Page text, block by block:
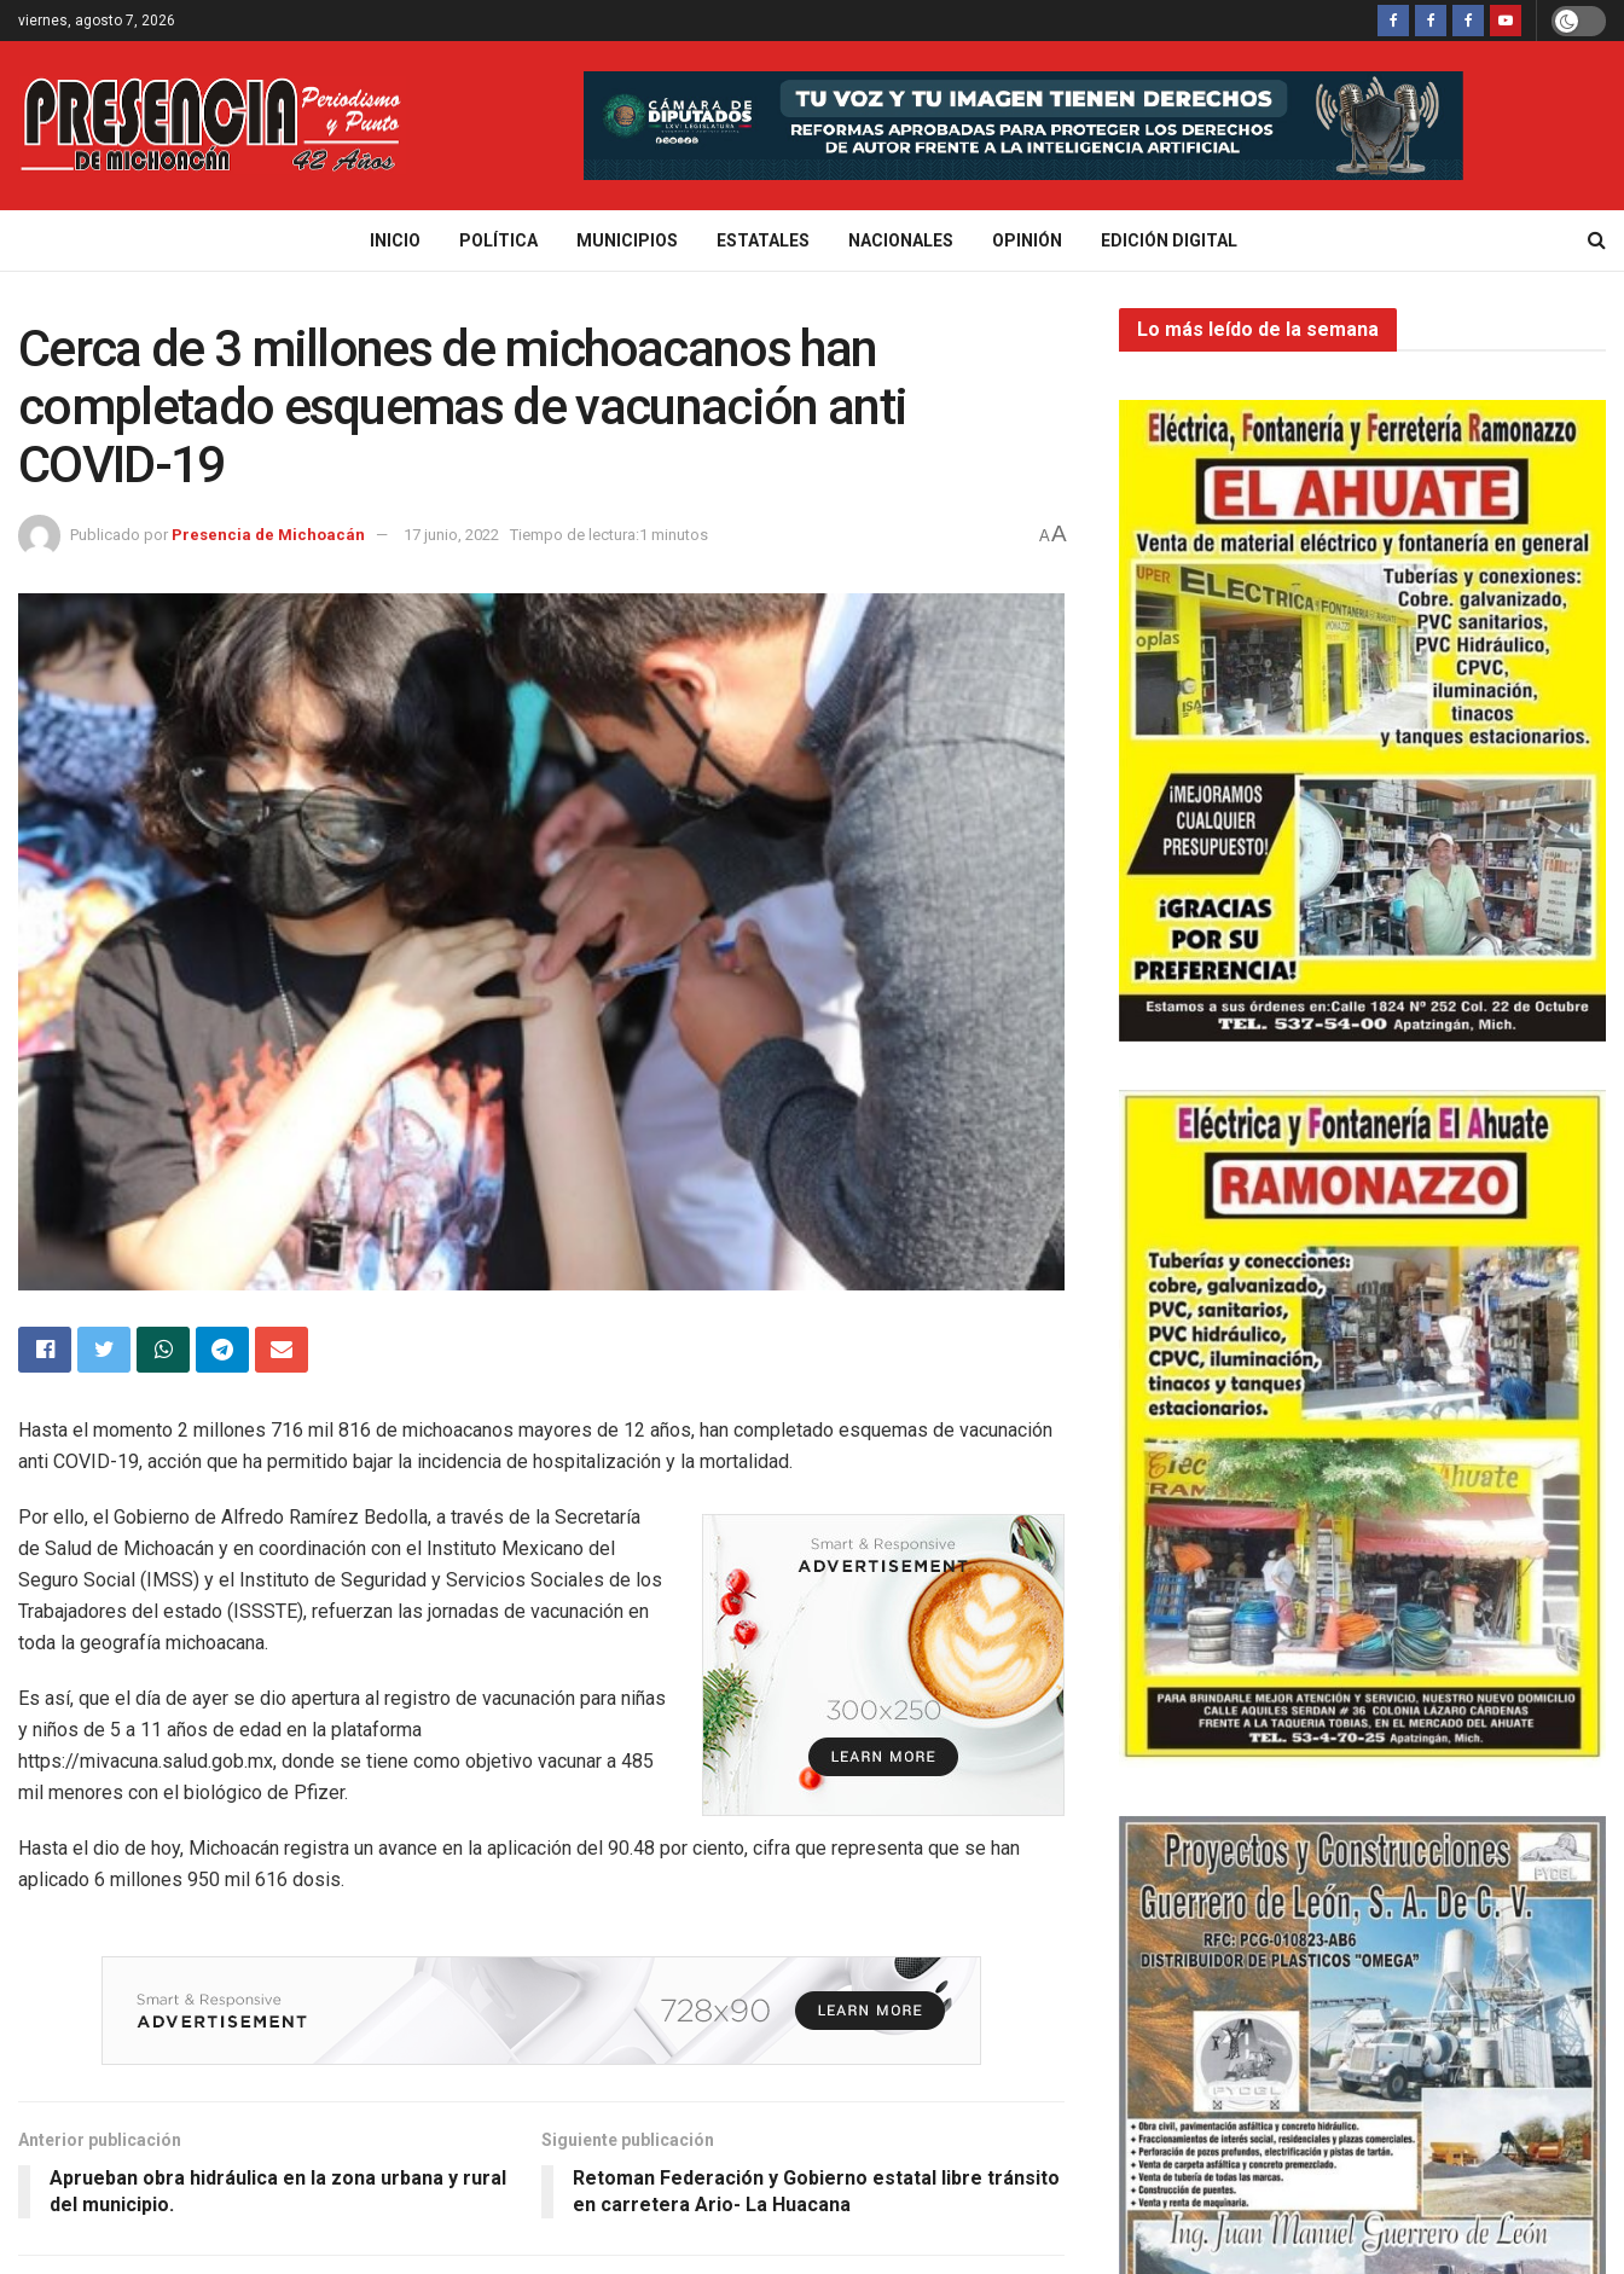
viernes, agosto 7, 2026
INICIO POLÍTICA MUNICIPIOS ESTATALES NACIONALES OPINIÓN EDICIÓN DIGITAL
Cerca de 3 millones de michoacanos han
completado esquemas de vacunación anti
COVID-19
Publicado por Presencia de Michoacán 17 junio, 2022 Tiempo de lectura:1 minutos AA
Hasta el momento 2 millones 716 mil 816 de michoacanos mayores de 12 años, han completado esquemas de vacunación
anti COVID-19, acción que ha permitido bajar la incidencia de hospitalización y la mortalidad.
Por ello, el Gobierno de Alfredo Ramírez Bedolla, a través de la Secretaría
de Salud de Michoacán y en coordinación con el Instituto Mexicano del
Seguro Social (IMSS) y el Instituto de Seguridad y Servicios Sociales de los
Trabajadores del estado (ISSSTE), refuerzan las jornadas de vacunación en
toda la geografía michoacana.
Es así, que el día de ayer se dio apertura al registro de vacunación para niñas
y niños de 5 a 11 años de edad en la plataforma
https://mivacuna.salud.gob.mx, donde se tiene como objetivo vacunar a 485
mil menores con el biológico de Pfizer.
Hasta el dio de hoy, Michoacán registra un avance en la aplicación del 90.48 por ciento, cifra que representa que se han
aplicado 6 millones 950 mil 616 dosis.
Anterior publicación
Aprueban obra hidráulica en la zona urbana y rural
del municipio.
Siguiente publicación
Retoman Federación y Gobierno estatal libre tránsito
en carretera Ario- La Huacana
Lo más leído de la semana